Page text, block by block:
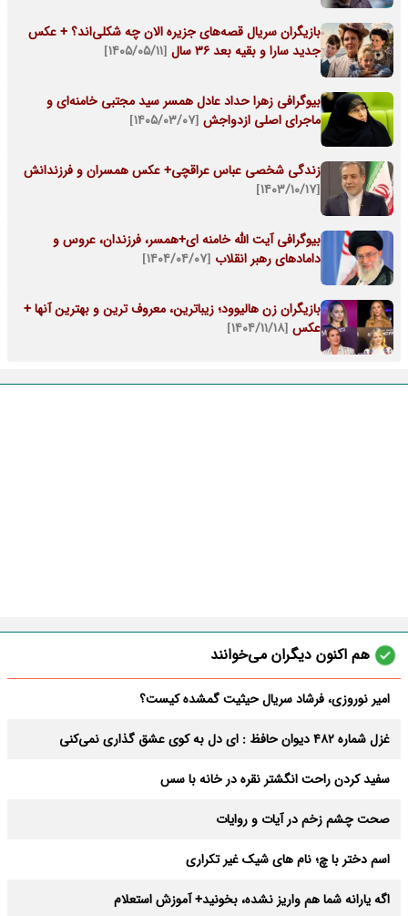
بازیگران سریال قصه‌های جزیره الان چه شکلی‌اند؟ + عکس
جدید سارا و بقیه بعد 36 سال
[۱۴۰۵/۰۵/۱۱]
بیوگرافی زهرا حداد عادل همسر سید مجتبی خامنه‌ای و
ماجرای اصلی ازدواجش [۱۴۰۵/۰۳/۰۷]
زندگی شخصی عباس عراقچی+ عکس همسران و فرزندانش
[۱۴۰۳/۱۰/۱۷]
بیوگرافی آیت الله خامنه ای+همسر، فرزندان، عروس و
دامادهای رهبر انقلاب [۱۴۰۴/۰۴/۰۷]
بازیگران زن هالیوود؛ زیباترین، معروف ترین و بهترین آنها +
عکس [۱۴۰۴/۱۱/۱۸]
هم اکنون دیگران می‌خوانند
امیر نوروزی، فرشاد سریال حیثیت گمشده کیست؟
غزل شماره 482 دیوان حافظ : ای دل به کوی عشق گذاری نمی‌کنی
سفید کردن راحت انگشتر نقره در خانه با سس
صحت چشم زخم در آیات و روایات
اسم دختر با چ؛ نام های شیک غیر تکراری
اگه یارانه شما هم واریز نشده، بخونید+ آموزش استعلام